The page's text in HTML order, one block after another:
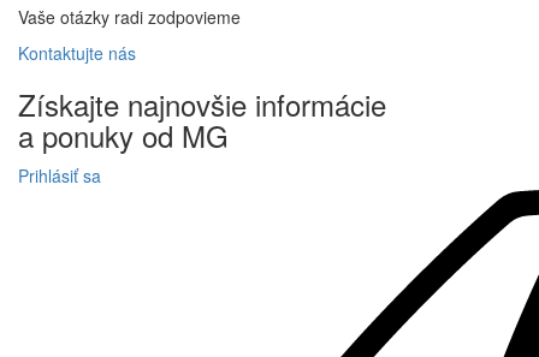
Vaše otázky radi zodpovieme
Kontaktujte nás
Získajte najnovšie informácie
a ponuky od MG
Prihlásiť sa